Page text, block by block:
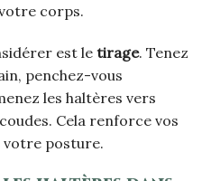
corps.
est le tirage. Tenez
penchez-vous
les haltères vers
Cela renforce vos
votre posture.